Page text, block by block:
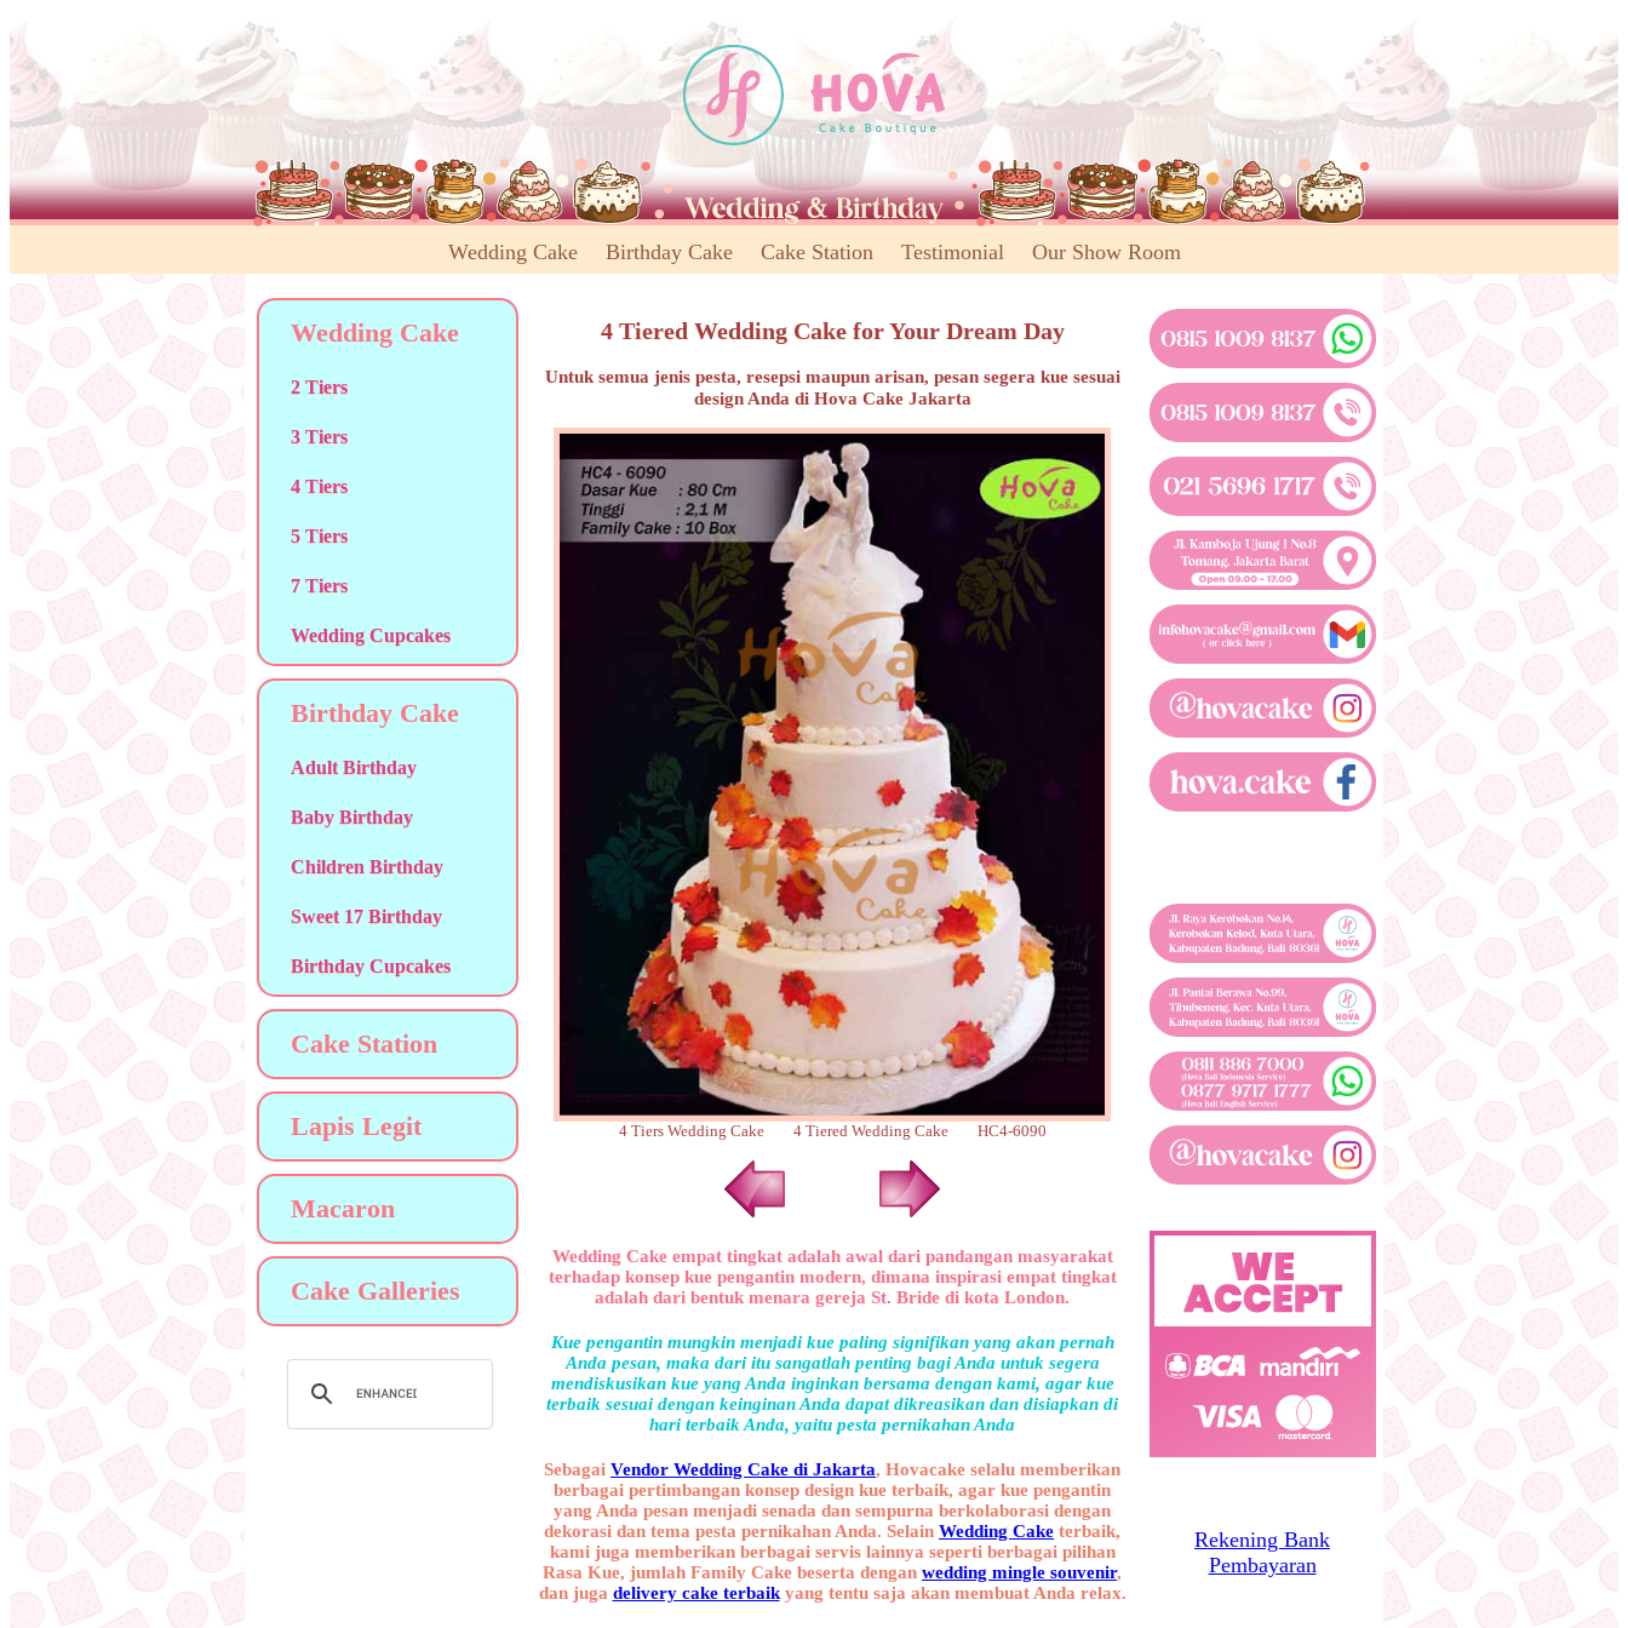
Wedding Cake Birthday Cake Cake Station Testimonial Our Show Room
Wedding Cake
2 Tiers
3 Tiers
4 Tiers
5 Tiers
7 Tiers
Wedding Cupcakes
Birthday Cake
Adult Birthday
Baby Birthday
Children Birthday
Sweet 17 Birthday
Birthday Cupcakes
Cake Station
Lapis Legit
Macaron
Cake Galleries
4 Tiered Wedding Cake for Your Dream Day
Untuk semua jenis pesta, resepsi maupun arisan, pesan segera kue sesuai
design Anda di Hova Cake Jakarta
4 Tiers Wedding Cake 4 Tiered Wedding Cake HC4-6090
Wedding Cake empat tingkat adalah awal dari pandangan masyarakat
terhadap konsep kue pengantin modern, dimana inspirasi empat tingkat
adalah dari bentuk menara gereja St. Bride di kota London.
Kue pengantin mungkin menjadi kue paling signifikan yang akan pernah
Anda pesan, maka dari itu sangatlah penting bagi Anda untuk segera
mendiskusikan kue yang Anda inginkan bersama dengan kami, agar kue
terbaik sesuai dengan keinginan Anda dapat dikreasikan dan disiapkan di
hari terbaik Anda, yaitu pesta pernikahan Anda
Sebagai Vendor Wedding Cake di Jakarta, Hovacake selalu memberikan
berbagai pertimbangan konsep design kue terbaik, agar kue pengantin
yang Anda pesan menjadi senada dan sempurna berkolaborasi dengan
dekorasi dan tema pesta pernikahan Anda. Selain Wedding Cake terbaik,
kami juga memberikan berbagai servis lainnya seperti berbagai pilihan
Rasa Kue, jumlah Family Cake beserta dengan wedding mingle souvenir,
dan juga delivery cake terbaikyang tentu saja akan membuat Anda relax.
Rekening Bank
Pembayaran